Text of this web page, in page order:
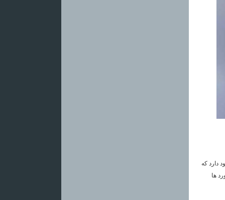
دارد که
ها